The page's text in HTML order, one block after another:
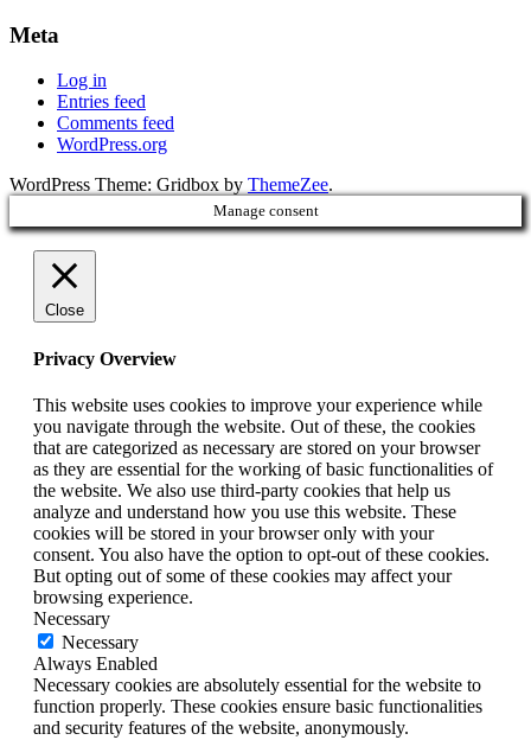
Meta
Log in
Entries feed
Comments feed
WordPress.org
WordPress Theme: Gridbox by ThemeZee.
Manage consent
Close
Privacy Overview
This website uses cookies to improve your experience while
you navigate through the website. Out of these, the cookies
that are categorized as necessary are stored on your browser
as they are essential for the working of basic functionalities of
the website. We also use third-party cookies that help us
analyze and understand how you use this website. These
cookies will be stored in your browser only with your
consent. You also have the option to opt-out of these cookies.
But opting out of some of these cookies may affect your
browsing experience.
Necessary
Necessary
Always Enabled
Necessary cookies are absolutely essential for the website to
function properly. These cookies ensure basic functionalities
and security features of the website, anonymously.